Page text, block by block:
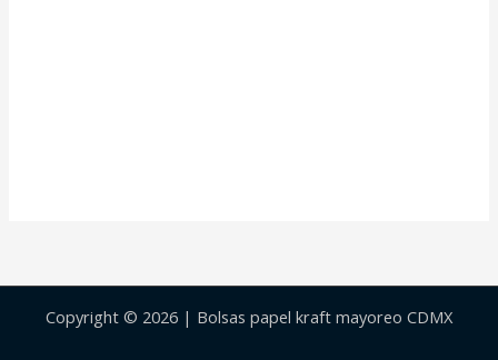
Copyright © 2026 | Bolsas papel kraft mayoreo CDMX